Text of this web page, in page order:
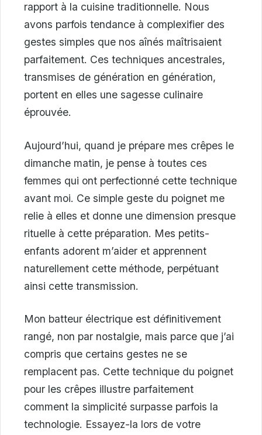
rapport à la cuisine traditionnelle. Nous
avons parfois tendance à complexifier des
gestes simples que nos aînés maîtrisaient
parfaitement. Ces techniques ancestrales,
transmises de génération en génération,
portent en elles une sagesse culinaire
éprouvée.
Aujourd’hui, quand je prépare mes crêpes le
dimanche matin, je pense à toutes ces
femmes qui ont perfectionné cette technique
avant moi. Ce simple geste du poignet me
relie à elles et donne une dimension presque
rituelle à cette préparation. Mes petits-
enfants adorent m’aider et apprennent
naturellement cette méthode, perpétuant
ainsi cette transmission.
Mon batteur électrique est définitivement
rangé, non par nostalgie, mais parce que j’ai
compris que certains gestes ne se
remplacent pas. Cette technique du poignet
pour les crêpes illustre parfaitement
comment la simplicité surpasse parfois la
technologie. Essayez-la lors de votre